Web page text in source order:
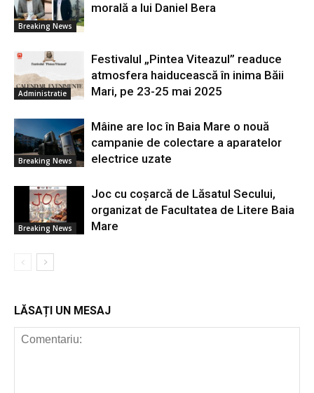
Breaking News
morală a lui Daniel Bera
Administratie
Festivalul „Pintea Viteazul” readuce
atmosfera haiducească în inima Băii
Mari, pe 23-25 mai 2025
Breaking News
Mâine are loc în Baia Mare o nouă
campanie de colectare a aparatelor
electrice uzate
Breaking News
Joc cu coșarcă de Lăsatul Secului,
organizat de Facultatea de Litere Baia
Mare
LĂSAȚI UN MESAJ